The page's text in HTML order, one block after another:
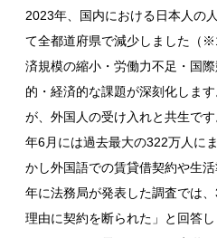
2023年、国内における日本人の
て全都道府県で減少しました（
済規模の縮小・労働力不足・国
的・経済的な課題が深刻化しま
が、外国人の受け入れと共生で
年6月には過去最大の322万人に
かし外国語での賃貸借契約や生
年に法務局が発表した調査では
理由に契約を断られた」と回答